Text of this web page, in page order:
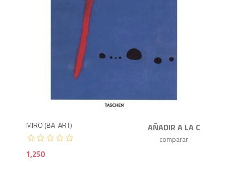
MIRO (BA-ART)
1,250